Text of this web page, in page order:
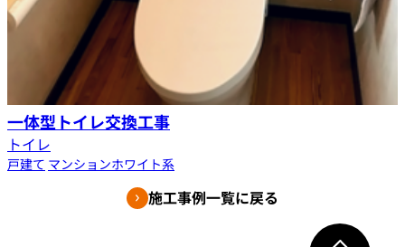
一体型トイレ交換工事
トイレ
戸建て マンションホワイト系
施工事例一覧に戻る